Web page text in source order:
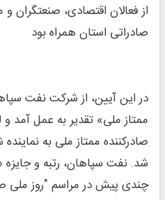
از فعالان اقتصادی، صنعتگران و
صادراتی استان همراه بود
در این آیین، از شرکت نفت
ممتاز ملی» تقدیر به عمل آمد
صادرکننده ممتاز ملی به
شد. نفت سپاهان، رتبه و جایزه
چندی پیش در مراسم "روز ملی